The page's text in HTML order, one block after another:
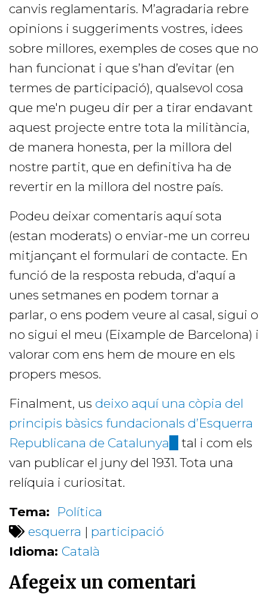
canvis reglamentaris. M’agradaria rebre
opinions i suggeriments vostres, idees
sobre millores, exemples de coses que no
han funcionat i que s’han d’evitar (en
termes de participació), qualsevol cosa
que me'n pugeu dir per a tirar endavant
aquest projecte entre tota la militància,
de manera honesta, per la millora del
nostre partit, que en definitiva ha de
revertir en la millora del nostre país.
Podeu deixar comentaris aquí sota
(estan moderats) o enviar-me un correu
mitjançant el formulari de contacte. En
funció de la resposta rebuda, d’aquí a
unes setmanes en podem tornar a
parlar, o ens podem veure al casal, sigui o
no sigui el meu (Eixample de Barcelona) i
valorar com ens hem de moure en els
propers mesos.
Finalment, us deixo aquí una còpia del
principis bàsics fundacionals d’Esquerra
Republicana de Catalunya (link
is
tal i com els
van publicar el juny del 1931. Tota una
relíquia i curiositat.
Tema: Política
esquerra | participació
Idioma: Català
Afegeix un comentari